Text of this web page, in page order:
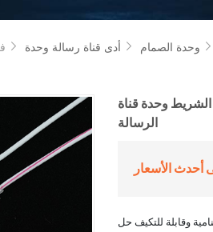
 وحدة الصمام  أدى قناة رسالة وحدة 
وحدة قناة
الرسالة
الأسعار
وقابلة للتكيف حل